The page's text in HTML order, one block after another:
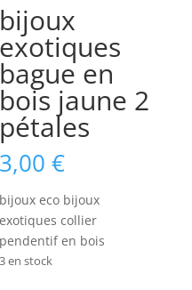
bijoux
exotiques
bague en
bois jaune 2
pétales
3,00€
bijoux eco bijoux
exotiques collier
pendentif en bois
3 en stock